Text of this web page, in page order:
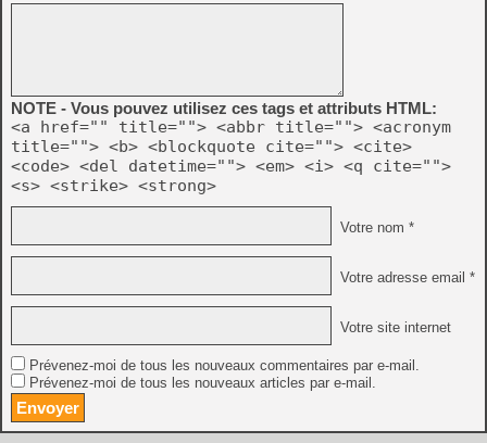
NOTE - Vous pouvez utilisez ces tags et attributs HTML:
<a href="" title=""> <abbr title=""> <acronym
title=""> <b> <blockquote cite=""> <cite>
<code> <del datetime=""> <em> <i> <q cite="">
<s> <strike> <strong>
Votre nom *
Votre adresse email *
Votre site internet
Prévenez-moi de tous les nouveaux commentaires par e-mail.
Prévenez-moi de tous les nouveaux articles par e-mail.